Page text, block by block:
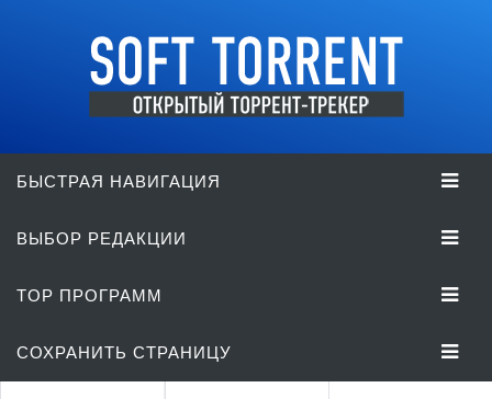
БЫСТРАЯ НАВИГАЦИЯ
ВЫБОР РЕДАКЦИИ
TOP ПРОГРАММ
СОХРАНИТЬ СТРАНИЦУ